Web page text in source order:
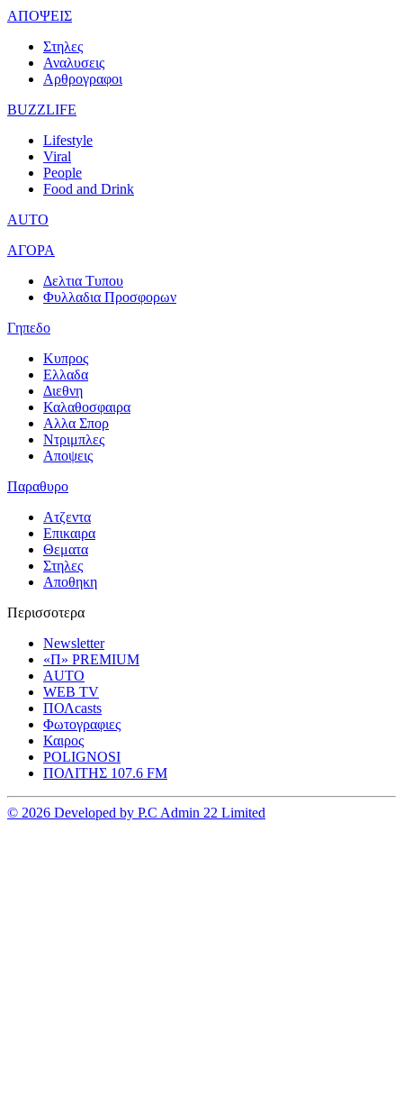
ΑΠΟΨΕΙΣ
Στηλες
Αναλυσεις
Αρθρογραφοι
BUZZLIFE
Lifestyle
Viral
People
Food and Drink
AUTO
ΑΓΟΡΑ
Δελτια Τυπου
Φυλλαδια Προσφορων
Γηπεδο
Κυπρος
Ελλαδα
Διεθνη
Καλαθοσφαιρα
Αλλα Σπορ
Ντριμπλες
Αποψεις
Παραθυρο
Ατζεντα
Επικαιρα
Θεματα
Στηλες
Αποθηκη
Περισσοτερα
Newsletter
«Π» PREMIUM
AUTO
WEB TV
ΠΟΛcasts
Φωτογραφιες
Καιρος
POLIGNOSI
ΠΟΛΙΤΗΣ 107.6 FM
© 2026 Developed by P.C Admin 22 Limited